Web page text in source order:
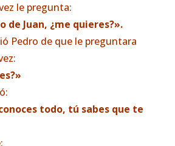
le pregunta:
de Juan, ¿me quieres?».
Pedro de que le preguntara
todo, tú sabes que te